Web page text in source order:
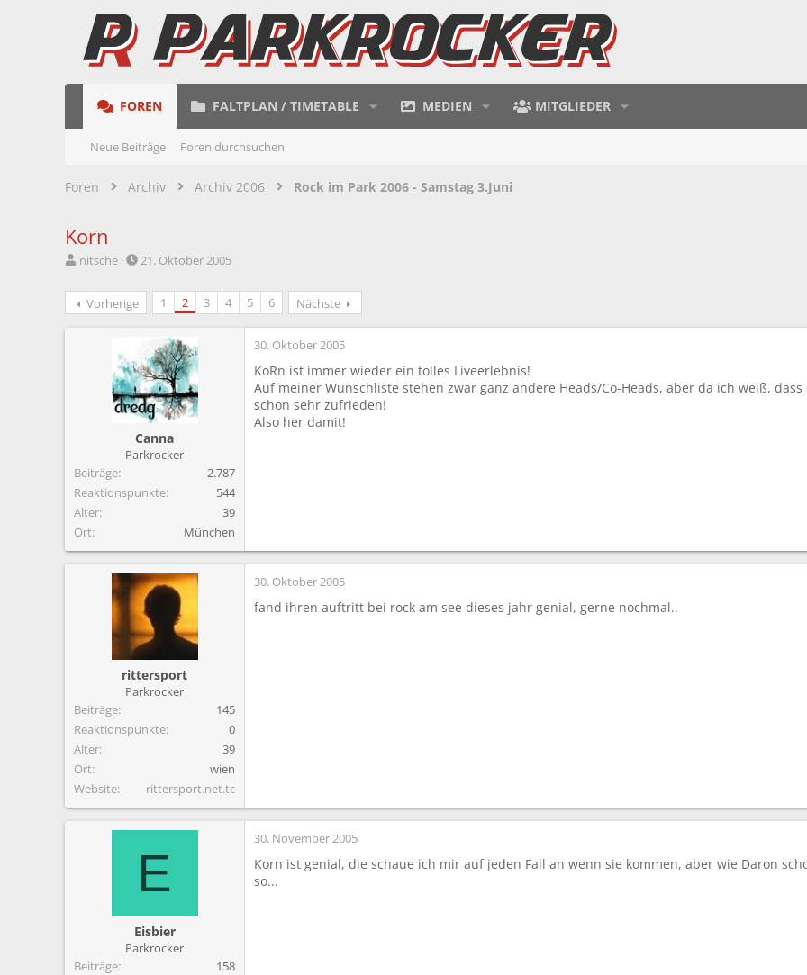
FOREN FALTPLAN / TIMETABLE MEDIEN MITGLIEDER
Neue Beiträge Foren durchsuchen
Foren Archiv Archiv 2006 Rock im Park 2006 - Samstag 3.Juni
Korn
E
s
t
nitsche
E
s
t
a
m
21. Oktober 2005
Vorherige 1 2 3 4 5 6 Nächste
Canna
Parkrocker
Beiträge
2.787
Reaktionspunkte
544
Alter
39
Ort
München
30. Oktober 2005
KoRn ist immer wieder ein tolles Liveerlebnis!
Auf meiner Wunschliste stehen zwar ganz andere Heads/Co-Heads, aber da ich weiß,
schon sehr zufrieden!
Also her damit!
rittersport
Parkrocker
Beiträge
145
Reaktionspunkte
0
Alter
39
Ort
wien
Website
rittersport.net.tc
30. Oktober 2005
fand ihren auftritt bei rock am see dieses jahr genial, gerne nochmal..
E
Eisbier
Parkrocker
Beiträge
158
30. November 2005
Korn ist genial, die schaue ich mir auf jeden Fall an wenn sie kommen, aber wie Daron
so...